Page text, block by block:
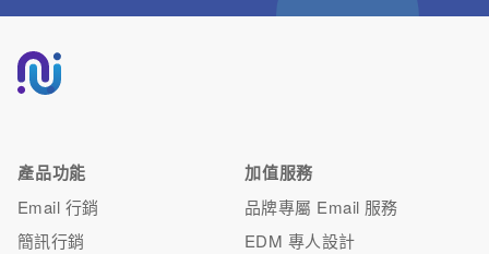
產品功能
Email 行銷
簡訊行銷
加值服務
品牌專屬 Email 服務
EDM 專人設計